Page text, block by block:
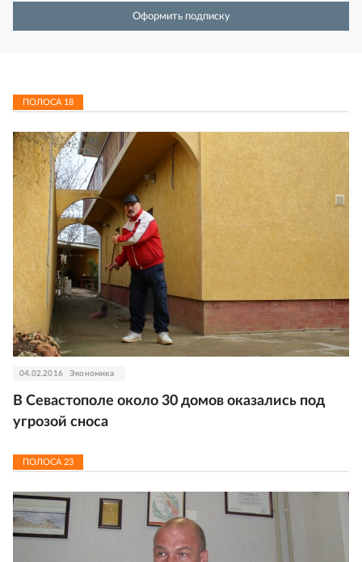
Оформить подписку
ПОЛОСА 18
04.02.2016 Экономика
В Севастополе около 30 домов оказались под
угрозой сноса
ПОЛОСА 23